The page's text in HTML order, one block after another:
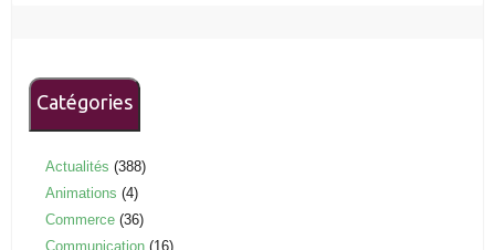
Catégories
Actualités (388)
Animations (4)
Commerce (36)
Communication (16)